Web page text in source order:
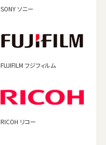
SONY ソニー
FUJIFILM フジフィルム
RICOH リコー